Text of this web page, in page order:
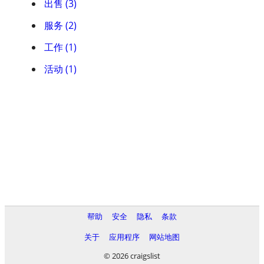
出售 (3)
服务 (2)
工作 (1)
活动 (1)
帮助 安全 隐私
条款
关于
应用程序
网站地图
© 2026 craigslist